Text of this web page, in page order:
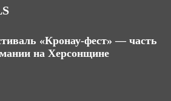
«Кронау-фест» — часть
на Херсонщине